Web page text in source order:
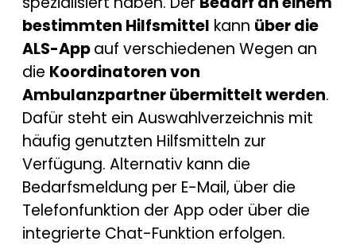
bestimmten Hilfsmittel kann über die
ALS-Appauf verschiedenen Wegen an
die Koordinatoren von
Ambulanzpartner übermittelt werden.
Dafür steht ein Auswahlverzeichnis mit
häufig genutzten Hilfsmitteln zur
Verfügung. Alternativ kann die
Bedarfsmeldung per E-Mail, über die
Telefonfunktion der App oder über die
integrierte Chat-Funktion erfolgen.